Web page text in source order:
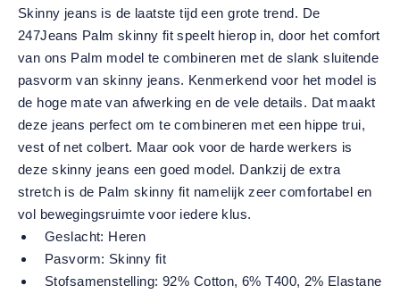
Skinny jeans is de laatste tijd een grote trend. De
247Jeans Palm skinny fit speelt hierop in, door het comfort
van ons Palm model te combineren met de slank sluitende
pasvorm van skinny jeans. Kenmerkend voor het model is
de hoge mate van afwerking en de vele details. Dat maakt
deze jeans perfect om te combineren met een hippe trui,
vest of net colbert. Maar ook voor de harde werkers is
deze skinny jeans een goed model. Dankzij de extra
stretch is de Palm skinny fit namelijk zeer comfortabel en
vol bewegingsruimte voor iedere klus.
Geslacht: Heren
Pasvorm: Skinny fit
Stofsamenstelling: 92% Cotton, 6% T400, 2% Elastane